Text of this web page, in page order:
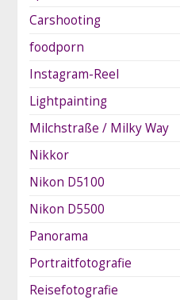
Carshooting
foodporn
Instagram-Reel
Lightpainting
Milchstraße / Milky Way
Nikkor
Nikon D5100
Nikon D5500
Panorama
Portraitfotografie
Reisefotografie